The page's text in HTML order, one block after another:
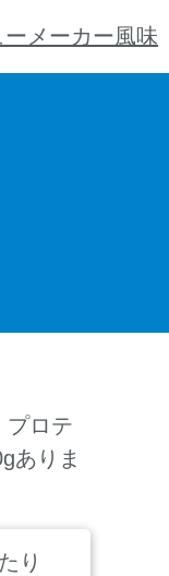
ー メーカー風味
プロテ
ありま
り